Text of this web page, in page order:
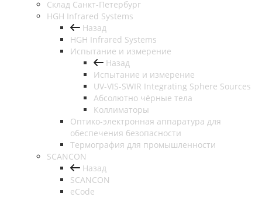
Cклад Санкт-Петербург
HGH Infrared Systems
Назад
HGH Infrared Systems
Испытание и измерение
Назад
Испытание и измерение
UV-VIS-SWIR Integrating Sphere Sources
Абсолютно чёрные тела
Коллиматоры
Оптико-электронная аппаратура для
обеспечения безопасности
Термография для промышленности
SCANCON
Назад
SCANCON
eCode